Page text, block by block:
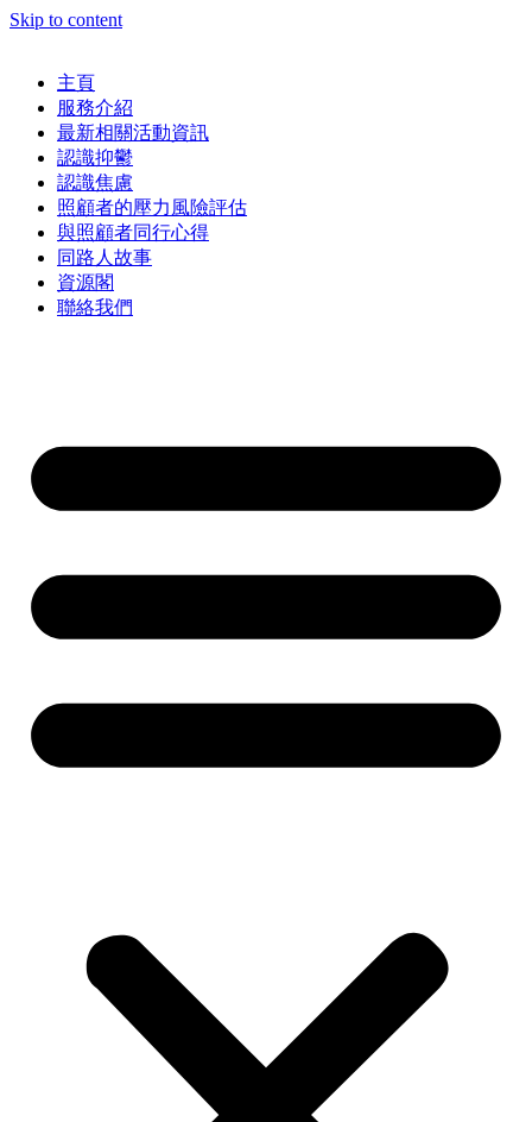
Skip to content
主頁
服務介紹
最新相關活動資訊
認識抑鬱
認識焦慮
照顧者的壓力風險評估
與照顧者同行心得
同路人故事
資源閣
聯絡我們